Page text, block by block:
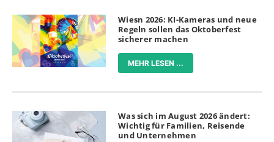
Wiesn 2026: KI-Kameras und neue
Regeln sollen das Oktoberfest
sicherer machen
MEHR LESEN ...
Was sich im August 2026 ändert:
Wichtig für Familien, Reisende
und Unternehmen